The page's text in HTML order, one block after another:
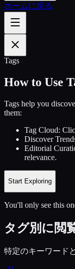
ホームに戻る
Tags
How to Use
Tags help you
them:
Tag Cloud:
Discover
Editorial
relevance.
Start Exploring
You'll only see this
タグ別に閲
特定のキーワード